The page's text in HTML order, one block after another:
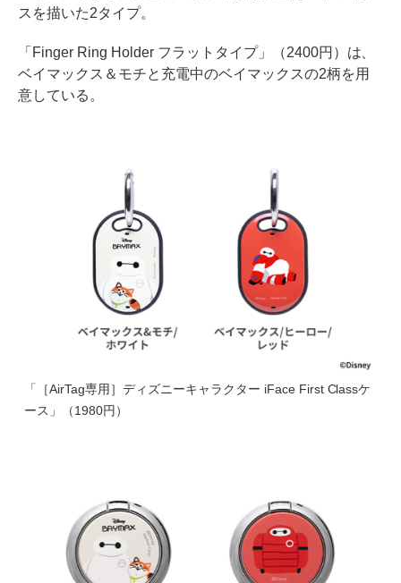
スを描いた2タイプ。
「Finger Ring Holder フラットタイプ」（2400円）は、
ベイマックス＆モチと充電中のベイマックスの2柄を用
意している。
「［AirTag専用］ディズニーキャラクター iFace First Classケ
ース」（1980円）